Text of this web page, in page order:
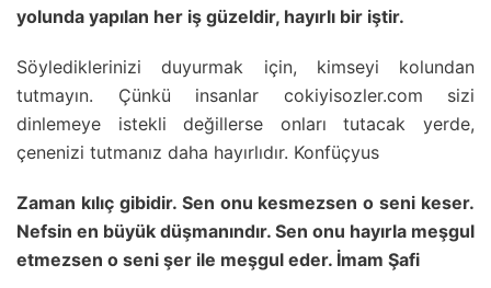
yolunda yapılan her iş güzeldir, hayırlı bir iştir.
Söylediklerinizi duyurmak için, kimseyi kolundan
tutmayın. Çünkü insanlar cokiyisozler.com sizi
dinlemeye istekli değillerse onları tutacak yerde,
çenenizi tutmanız daha hayırlıdır. Konfüçyus
Zaman kılıç gibidir. Sen onu kesmezsen o seni keser.
Nefsin en büyük düşmanındır. Sen onu hayırla meşgul
etmezsen o seni şer ile meşgul eder. İmam Şafi